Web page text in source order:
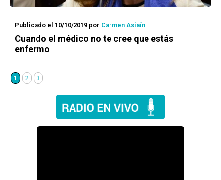
Publicado el 10/10/2019 por Carmen Asiaín
Cuando el médico no te cree que estás
enfermo
1 2 3